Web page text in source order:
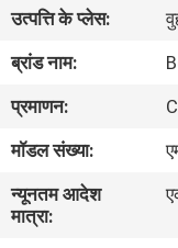
वीडियो
हमारे
बारे
में
उत्पत्ति के प्लेस:
ब्रांड नाम:
प्रमाणन:
मॉडल संख्या:
न्यूनतम आदेश
मात्रा: